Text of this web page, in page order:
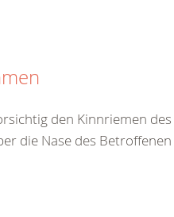
den Kinnriemen
die Nase des